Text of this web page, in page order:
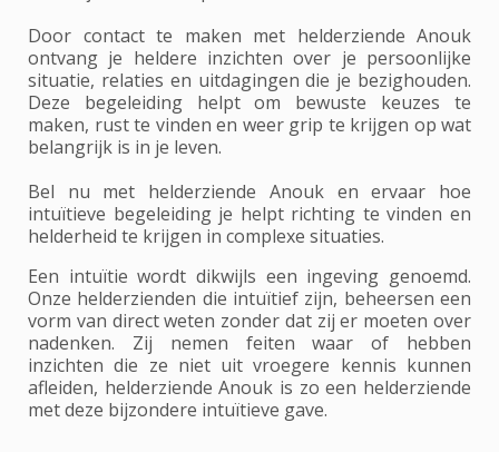
Door contact te maken met helderziende Anouk
ontvang je heldere inzichten over je persoonlijke
situatie, relaties en uitdagingen die je bezighouden.
Deze begeleiding helpt om bewuste keuzes te
maken, rust te vinden en weer grip te krijgen op wat
belangrijk is in je leven.
Bel nu met helderziende Anouk en ervaar hoe
intuïtieve begeleiding je helpt richting te vinden en
helderheid te krijgen in complexe situaties.
Een intuïtie wordt dikwijls een ingeving genoemd.
Onze helderzienden die intuïtief zijn, beheersen een
vorm van direct weten zonder dat zij er moeten over
nadenken. Zij nemen feiten waar of hebben
inzichten die ze niet uit vroegere kennis kunnen
afleiden, helderziende Anouk is zo een helderziende
met deze bijzondere intuïtieve gave.